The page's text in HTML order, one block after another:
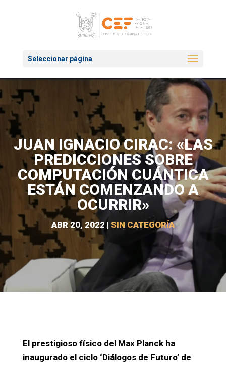
Seleccionar página
JUAN IGNACIO CIRAC: «LAS
PREDICCIONES SOBRE
COMPUTACIÓN CUÁNTICA
ESTÁN COMENZANDO A
OCURRIR»
ABR 20, 2022| SIN CATEGORÍA
El prestigioso físico del Max Planck ha
inaugurado el ciclo ‘Diálogos de Futuro’ de